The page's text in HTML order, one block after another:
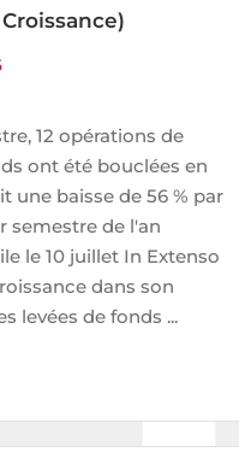
12 opérations de
ont été bouclées en
une baisse de 56 % par
semestre de l'an
le 10 juillet In Extenso
dans son
levées de fonds ...